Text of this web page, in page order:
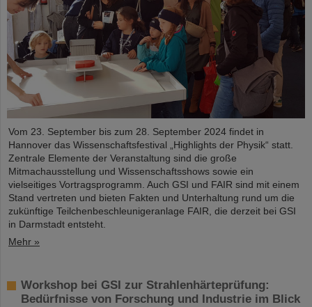
Vom 23. September bis zum 28. September 2024 findet in
Hannover das Wissenschaftsfestival „Highlights der Physik“ statt.
Zentrale Elemente der Veranstaltung sind die große
Mitmachausstellung und Wissenschaftsshows sowie ein
vielseitiges Vortragsprogramm. Auch GSI und FAIR sind mit einem
Stand vertreten und bieten Fakten und Unterhaltung rund um die
zukünftige Teilchenbeschleunigeranlage FAIR, die derzeit bei GSI
in Darmstadt entsteht.
Mehr »
Workshop bei GSI zur Strahlenhärteprüfung:
Bedürfnisse von Forschung und Industrie im Blick